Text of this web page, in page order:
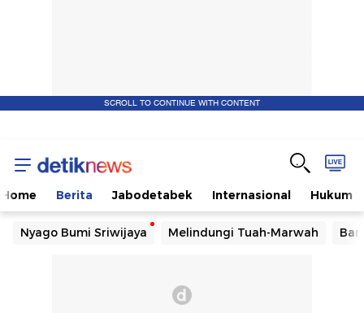
SCROLL TO CONTINUE WITH CONTENT
Home Berita Jabodetabek Internasional Hukum
Nyago Bumi Sriwijaya Melindungi Tuah-Marwah